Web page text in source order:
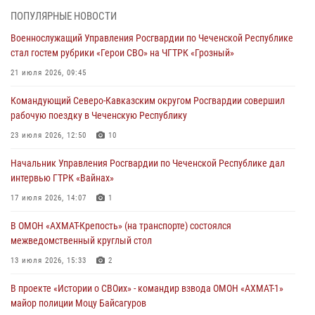
Военнослужащий Управления Росгвардии по Чеченской Республике
21 июля 2026, 09:45
В ДНР росгвардейцы уничтожили около 80 вражеских
19 июля 2026, 13:50
В Грозном Росгвардия обеспечила безопасность конно-спортивных
18 июля 2026, 13:46
Начальник Управления Росгвардии по Чеченской Республике дал
17 июля 2026, 14:07
ПОПУЛЯРНЫЕ НОВОСТИ
Военнослужащий Управления Росгвардии по Чеченской Республике
стал гостем рубрики «Герои СВО» на ЧГТРК «Грозный»
21 июля 2026, 09:45
Командующий Северо-Кавказским округом Росгвардии совершил
рабочую поездку в Чеченскую Республику
23 июля 2026, 12:50 10
Начальник Управления Росгвардии по Чеченской Республике дал
интервью ГТРК «Вайнах»
17 июля 2026, 14:07 1
В ОМОН «АХМАТ-Крепость» (на транспорте) состоялся
межведомственный круглый стол
13 июля 2026, 15:33 2
В проекте «Истории о СВОих» - командир взвода ОМОН «АХМАТ-1»
майор полиции Моцу Байсагуров